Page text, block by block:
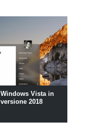
Windows Vista in
versione 2018